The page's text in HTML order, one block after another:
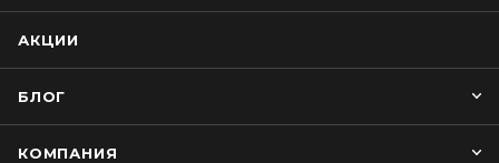
АКЦИИ
БЛОГ
КОМПАНИЯ